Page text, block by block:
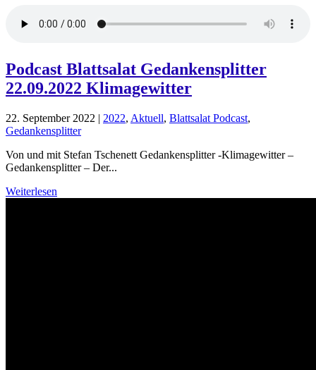
Podcast Blattsalat Gedankensplitter
22.09.2022 Klimagewitter
22. September 2022 | 2022, Aktuell, Blattsalat Podcast,
Gedankensplitter
Von und mit Stefan Tschenett Gedankensplitter -Klimagewitter –
Gedankensplitter – Der...
Weiterlesen